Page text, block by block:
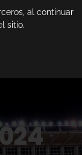
al continuar
sitio.